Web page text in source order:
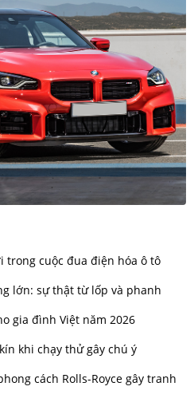
trong cuộc đua điện hóa ô tô
lớn: sự thật từ lốp và phanh
gia đình Việt năm 2026
khi chạy thử gây chú ý
cách Rolls-Royce gây tranh